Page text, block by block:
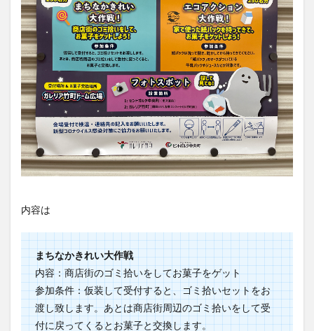
まちなかきれい大作戦
内容：商店街のゴミ拾いをしてお菓子をゲット
参加条件：仮装して受付すると、ゴミ拾いセットをお
渡し致します。あとは商店街周辺のゴミ拾いをして受
付に戻ってくるとお菓子と交換します。
エコアクション大作戦
大分グルメ
大分スイーツ
大分ランチ
大分三好ヴァイセアドラー
大分市
大分市美術館
大分県
大分県立美術館 大分空港
大分駅
大分駅近く
大神ファーム
大谷翔平選手
姫島村
子ども教室 子ども服
子育て
宇佐市
居酒屋 屋台
平和市民公園能楽堂
庄内町カフェ
府内 投票 挾間町
新幹線
新店
日出 日出町 日田市
昆虫食
明豊
書店 期間限定 本
杵築市
玖珠郡
由布市 由布院 甲子園
石仏
磨崖仏
祝祭の広場
移転
竹田 竹田市 竹田市ディナー
紅葉
絵本
自動販売機 自転車 臼杵市
舞台
芋
花 花火 茶碗蒸し 蕎麦
虹